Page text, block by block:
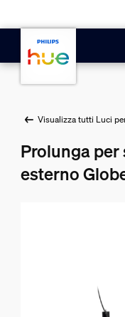
Visualizza tutti Luci
Prolunga
esterno